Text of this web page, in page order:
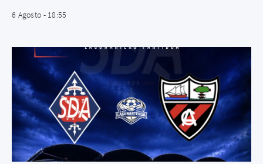
6 Agosto - 18:55